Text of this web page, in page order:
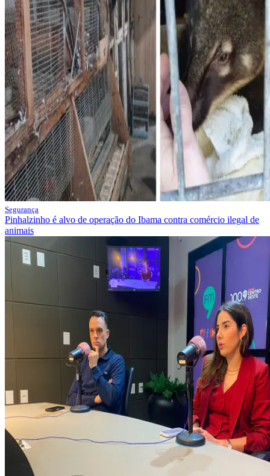
Segurança
Pinhalzinho é alvo de operação do Ibama contra comércio ilegal de
animais